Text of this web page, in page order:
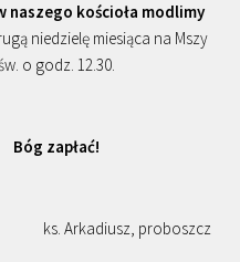
naszego kościoła modlimy
niedzielę miesiąca na Mszy
o godz. 12.30.
Bóg zapłać!
ks. Arkadiusz, proboszcz